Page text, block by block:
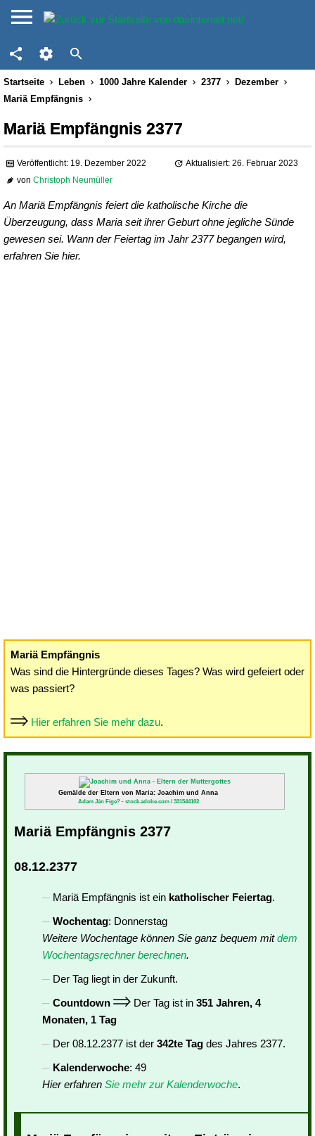
Startseite Leben 1000 Jahre Kalender 2377
Dezember
Mariä Empfängnis
Mariä Empfängnis 2377
Veröffentlicht: 19. Dezember 2022
Aktualisiert: 26. Februar 2023
vonChristoph Neumüller
An Mariä Empfängnis feiert die katholische Kirche die
Überzeugung, dass Maria seit ihrer Geburt ohne jegliche Sünde
gewesen sei. Wann der Feiertag im Jahr 2377 begangen wird,
erfahren Sie hier.
Mariä Empfängnis
Was sind die Hintergründe dieses Tages? Was wird gefeiert oder
was passiert?
Hier erfahren Sie mehr dazu.
Gemälde der Eltern von Maria: Joachim und Anna
Adam Ján Fige? - stock.adobe.com / 331544102
Mariä Empfängnis 2377
08.12.2377
Mariä Empfängnis ist ein katholischer Feiertag.
Wochentag: Donnerstag
Weitere Wochentage können Sie ganz bequem mitdem
Wochentagsrechner berechnen.
Der Tag liegt in der Zukunft.
Countdown
Der Tag ist in 351 Jahren, 4
Monaten, 1 Tag
Der 08.12.2377 ist der 342te Tag des Jahres 2377.
Kalenderwoche: 49
Hier erfahren Sie mehr zur Kalenderwoche.